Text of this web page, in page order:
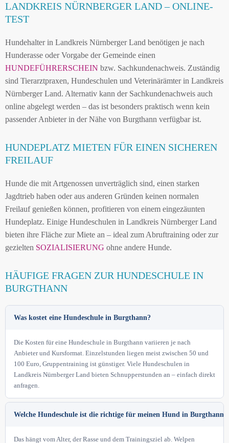
LANDKREIS NÜRNBERGER LAND – ONLINE-
TEST
Hundehalter in Landkreis Nürnberger Land benötigen je nach
Hunderasse oder Vorgabe der Gemeinde einen
HUNDEFÜHRERSCHEIN bzw. Sachkundenachweis. Zuständig
sind Tierarztpraxen, Hundeschulen und Veterinärämter in Landkreis
Nürnberger Land. Alternativ kann der Sachkundenachweis auch
online abgelegt werden – das ist besonders praktisch wenn kein
passender Anbieter in der Nähe von Burgthann verfügbar ist.
HUNDEPLATZ MIETEN FÜR EINEN SICHEREN
FREILAUF
Hunde die mit Artgenossen unverträglich sind, einen starken
Jagdtrieb haben oder aus anderen Gründen keinen normalen
Freilauf genießen können, profitieren von einem eingezäunten
Hundeplatz. Einige Hundeschulen in Landkreis Nürnberger Land
bieten ihre Fläche zur Miete an – ideal zum Abruftraining oder zur
gezielten SOZIALISIERUNG ohne andere Hunde.
HÄUFIGE FRAGEN ZUR HUNDESCHULE IN
BURGTHANN
Was kostet eine Hundeschule in Burgthann?
Die Kosten für eine Hundeschule in Burgthann variieren je nach
Anbieter und Kursformat. Einzelstunden liegen meist zwischen 50 und
100 Euro, Gruppentraining ist günstiger. Viele Hundeschulen in
Landkreis Nürnberger Land bieten Schnupperstunden an – einfach direkt
anfragen.
Welche Hundeschule ist die richtige für meinen Hund in Burgthann?
Das hängt vom Alter, der Rasse und dem Trainingsziel ab. Welpen